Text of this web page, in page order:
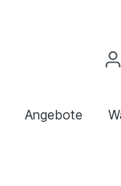
Angebote